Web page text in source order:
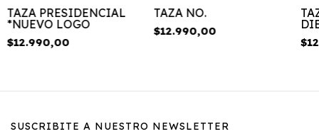
TAZA PRESIDENCIAL
*NUEVO LOGO
$12.990,00
TAZA NO.
$12.990,00
SUSCRIBITE A NUESTRO NEWSLETTER